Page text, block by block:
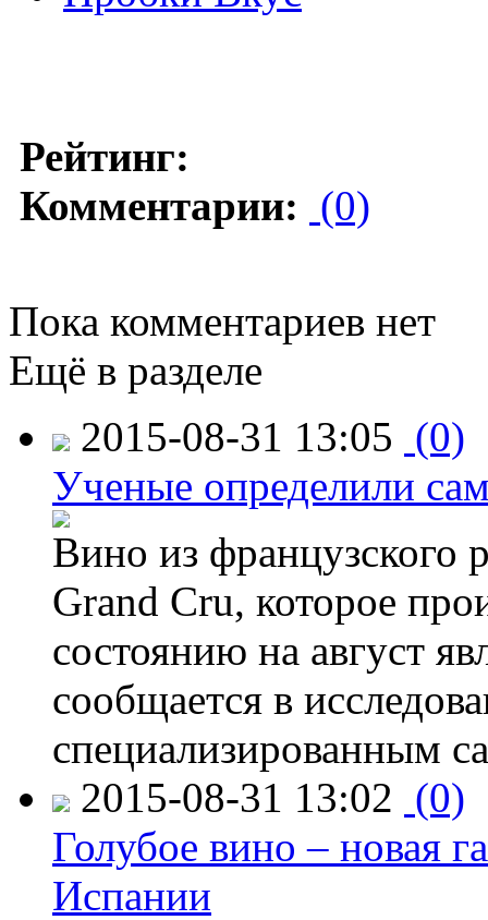
Рейтинг:
Комментарии: (0)
Пока комментариев нет
Ещё в разделе
2015-08-31 13:05 (0)
Ученые определили
Вино из французского
Grand Cru, которое
состоянию на август
сообщается в
специализированным
2015-08-31 13:02 (0)
Голубое вино – новая
Испании